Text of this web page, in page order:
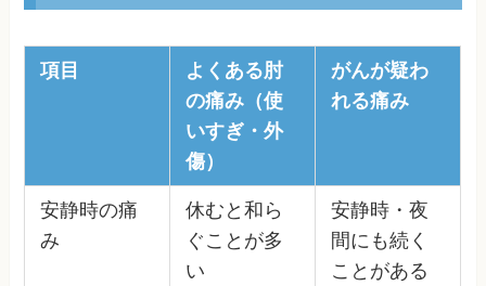
項目
よくある肘
の痛み（使
いすぎ・外
傷）
がんが疑わ
れる痛み
安静時の痛
み
休むと和ら
ぐことが多
い
安静時・夜
間にも続く
ことがある